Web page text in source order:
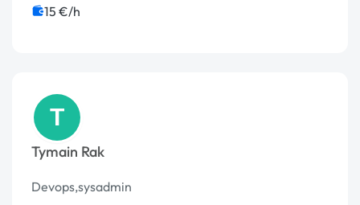
15 €/h
T
Tymain Rak
Devops,sysadmin